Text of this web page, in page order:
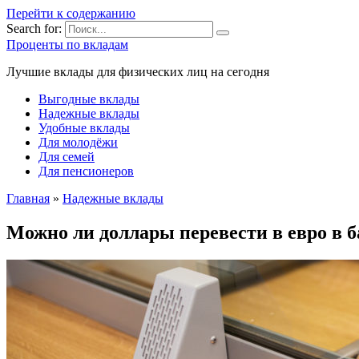
Перейти к содержанию
Search for:
Проценты по вкладам
Лучшие вклады для физических лиц на сегодня
Выгодные вклады
Надежные вклады
Удобные вклады
Для молодёжи
Для семей
Для пенсионеров
Главная » Надежные вклады
Можно ли доллары перевести в евро в